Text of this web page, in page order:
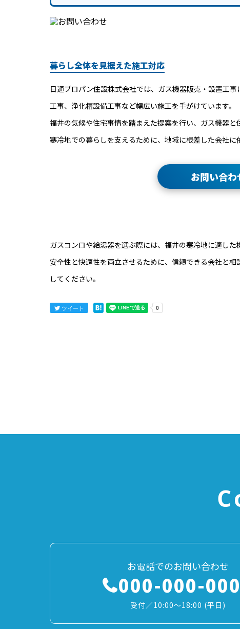
暮らし全体を見据えた施工対応
日通プロパン住設株式会社では、ガス機器販売・設置工
工事、浄化槽設備工事など幅広い施工を手がけています。
福井の気候や住宅事情を踏まえた提案を行い、ガス機器と
寒冷地での暮らしを支えるために、地域に根差した会社に
お問い合わ
ガスコンロや給湯器を選ぶ際には、福井の寒冷地に適した
安全性と快適性を両立させるために、信頼できる会社と
してください。
ツイート
お電話でのお問い合わせ
000-000-
受付／10:00～18:00 (平日)